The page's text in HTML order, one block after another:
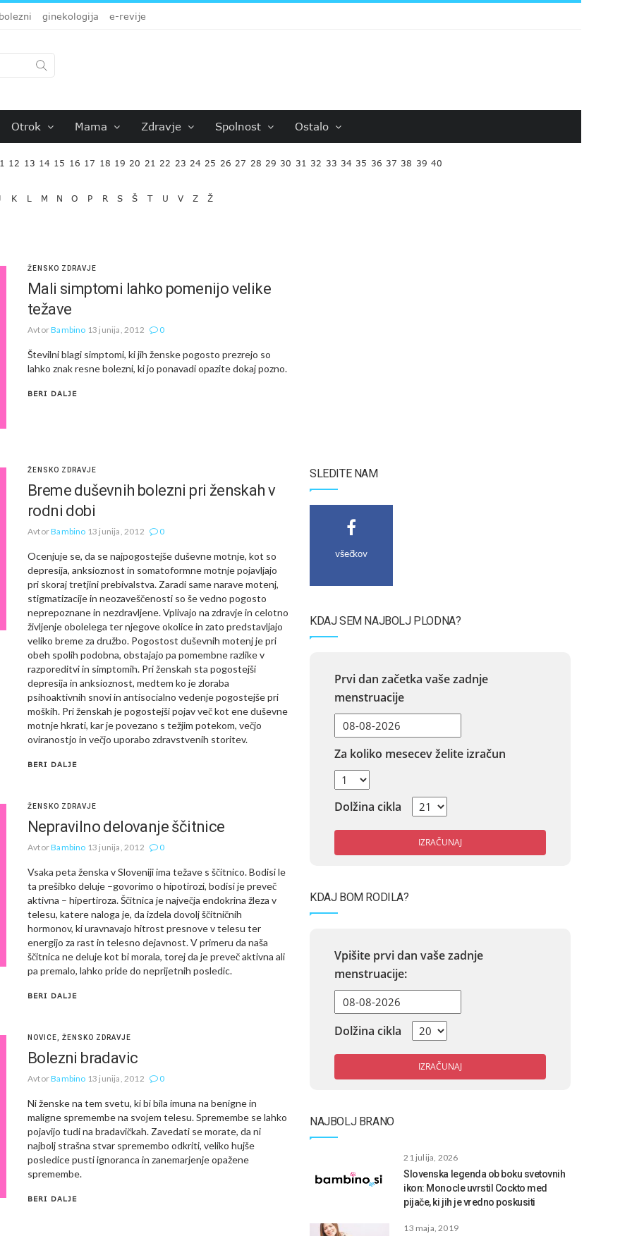
ginekologija e-revije
Otrok Mama Zdravje Spolnost Ostalo
12 13 14 15 16 17 18 19 20 21 22 23 24 25 26 27 28 29 30 31 32 33 34 35 36 37 38 39 40
K L M N O P R S Š T U V Z Ž
ŽENSKO ZDRAVJE
Mali simptomi lahko pomenijo velike
težave
AvtorBambino 13 junija, 2012 0
Številni blagi simptomi, ki jih ženske pogosto prezrejo so
lahko znak resne bolezni, ki jo ponavadi opazite dokaj pozno.
BERI DALJE
ŽENSKO ZDRAVJE
Breme duševnih bolezni pri ženskah v
rodni dobi
AvtorBambino 13 junija, 2012 0
Ocenjuje se, da se najpogostejše duševne motnje, kot so
depresija, anksioznost in somatoformne motnje pojavljajo
pri skoraj tretjini prebivalstva. Zaradi same narave motenj,
stigmatizacije in neozaveščenosti so še vedno pogosto
neprepoznane in nezdravljene. Vplivajo na zdravje in celotno
življenje obolelega ter njegove okolice in zato predstavljajo
veliko breme za družbo. Pogostost duševnih motenj je pri
obeh spolih podobna, obstajajo pa pomembne razlike v
razporeditvi in simptomih. Pri ženskah sta pogostejši
depresija in anksioznost, medtem ko je zloraba
psihoaktivnih snovi in antisocialno vedenje pogostejše pri
moških. Pri ženskah je pogostejši pojav več kot ene duševne
motnje hkrati, kar je povezano s težjim potekom, večjo
oviranostjo in večjo uporabo zdravstvenih storitev.
BERI DALJE
ŽENSKO ZDRAVJE
Nepravilno delovanje ščitnice
AvtorBambino 13 junija, 2012 0
Vsaka peta ženska v Sloveniji ima težave s ščitnico. Bodisi le
ta prešibko deluje –govorimo o hipotirozi, bodisi je preveč
aktivna – hipertiroza. Ščitnica je največja endokrina žleza v
telesu, katere naloga je, da izdela dovolj ščitničnih
hormonov, ki uravnavajo hitrost presnove v telesu ter
energijo za rast in telesno dejavnost. V primeru da naša
ščitnica ne deluje kot bi morala, torej da je preveč aktivna ali
pa premalo, lahko pride do neprijetnih posledic.
BERI DALJE
NOVICE ŽENSKO ZDRAVJE
Bolezni bradavic
AvtorBambino 13 junija, 2012 0
Ni ženske na tem svetu, ki bi bila imuna na benigne in
maligne spremembe na svojem telesu. Spremembe se lahko
pojavijo tudi na bradavičkah. Zavedati se morate, da ni
najbolj strašna stvar spremembo odkriti, veliko hujše
posledice pusti ignoranca in zanemarjenje opažene
spremembe.
BERI DALJE
SLEDITE NAM
všečkov
KDAJ SEM NAJBOLJ PLODNA?
Prvi dan začetka vaše zadnje
menstruacije
Za koliko mesecev želite izračun
Dolžina cikla
IZRAČUNAJ
KDAJ BOM RODILA?
Vpišite prvi dan vaše zadnje
menstruacije:
Dolžina cikla
IZRAČUNAJ
NAJBOLJ BRANO
21 julija, 2026
Slovenska legenda ob boku svetovnih
ikon: Monocle uvrstil Cockto med
pijače, ki jih je vredno poskusiti
13 maja, 2019